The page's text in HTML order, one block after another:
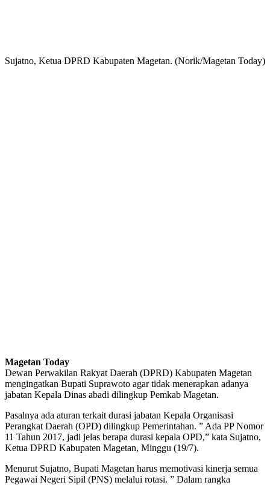
Sujatno, Ketua DPRD Kabupaten Magetan. (Norik/Magetan Today)
Magetan Today
Dewan Perwakilan Rakyat Daerah (DPRD) Kabupaten Magetan
mengingatkan Bupati Suprawoto agar tidak menerapkan adanya
jabatan Kepala Dinas abadi dilingkup Pemkab Magetan.
Pasalnya ada aturan terkait durasi jabatan Kepala Organisasi
Perangkat Daerah (OPD) dilingkup Pemerintahan. ” Ada PP Nomor
11 Tahun 2017, jadi jelas berapa durasi kepala OPD,” kata Sujatno,
Ketua DPRD Kabupaten Magetan, Minggu (19/7).
Menurut Sujatno, Bupati Magetan harus memotivasi kinerja semua
Pegawai Negeri Sipil (PNS) melalui rotasi. ” Dalam rangka